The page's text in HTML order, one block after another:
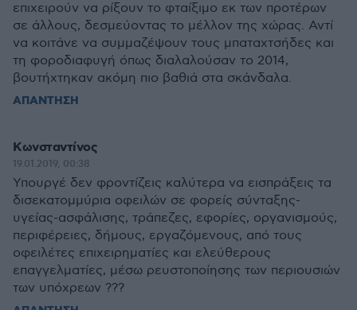
επιχειρούν να ρίξουν το φταίξιμο εκ των προτέρων
σε άλλους, δεσμεύοντας το μέλλον της χώρας. Αντί
να κοιτάνε να συμμαζέψουν τους μπαταχτσήδες και
τη φοροδιαφυγή όπως διαλαλούσαν το 2014,
βουτήχτηκαν ακόμη πιο βαθιά στα σκάνδαλα.
ΑΠΑΝΤΗΣΗ
Κωνσταντίνος
19.01.2019, 00:38
Υπουργέ δεν φροντίζεις καλύτερα να εισπράξεις τα
δισεκατομμύρια οφειλών σε φορείς σύνταξης-
υγείας-ασφάλισης, τράπεζες, εφορίες, οργανισμούς,
περιφέρειες, δήμους, εργαζόμενους, από τους
οφειλέτες επιχειρηματίες και ελεύθερους
επαγγελματίες, μέσω ρευστοποίησης των περιουσιών
των υπόχρεων ???